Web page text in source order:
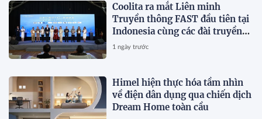
Coolita ra mắt Liên minh
Truyền thông FAST đầu tiên tại
Indonesia cùng các đài truyền
hình hàng đầu
1 ngày trước
Himel hiện thực hóa tầm nhìn
về điện dân dụng qua chiến dịch
Dream Home toàn cầu